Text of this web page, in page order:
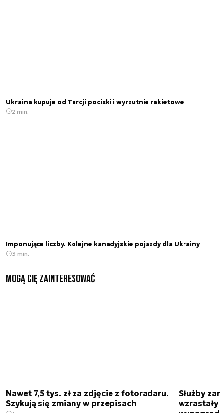
Ukraina kupuje od Turcji pociski i wyrzutnie rakietowe
2 min.
Imponujące liczby. Kolejne kanadyjskie pojazdy dla Ukrainy
3 min.
Mogą Cię zainteresować
Nawet 7,5 tys. zł za zdjęcie z fotoradaru.
Szykują się zmiany w przepisach
Służby